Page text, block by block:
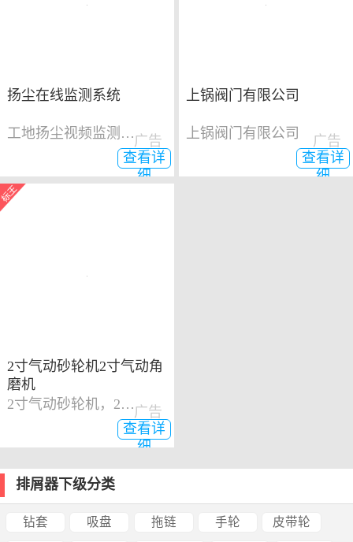
扬尘在线监测系统
工地扬尘视频监测系统
查看详
细
广告
上锅阀门有限公司
上锅阀门有限公司
查看详
细
广告
2寸气动砂轮机2寸气动角
磨机
2寸气动砂轮机，2寸气动角磨机
查看详
细
广告
排屑器下级分类
钻套 吸盘 拖链 手轮 皮带轮